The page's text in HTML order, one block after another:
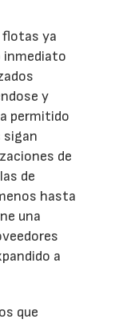
flotas ya
inmediato
y
permitido
sigan
de
de
hasta
una
a
que